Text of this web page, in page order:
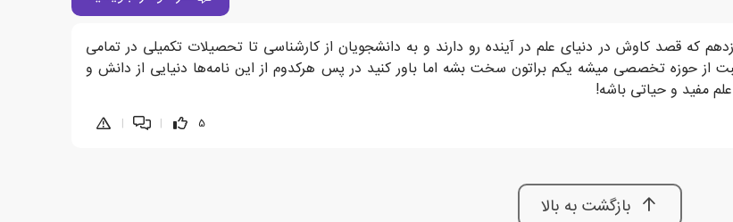
که قصد کاوش در دنیای علم در آینده رو دارند و به دانشجویان از کارشناسی تا تحصیلات تکمیلی در تمامی
حوزه تخصصی میشه یکم براتون سخت بشه اما باور کنید در پس هرکدوم از این نامه‌ها دنیایی از دانش و
مفید و حیاتی باشه!
5
|
|
بازگشت به بالا